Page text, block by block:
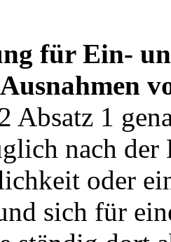
für Ein-
Ausnahmen
Absatz 1
nach
oder
sich für